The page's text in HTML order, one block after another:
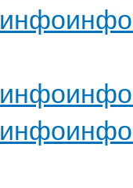
инфоинфо
инфоинфо
инфоинфо